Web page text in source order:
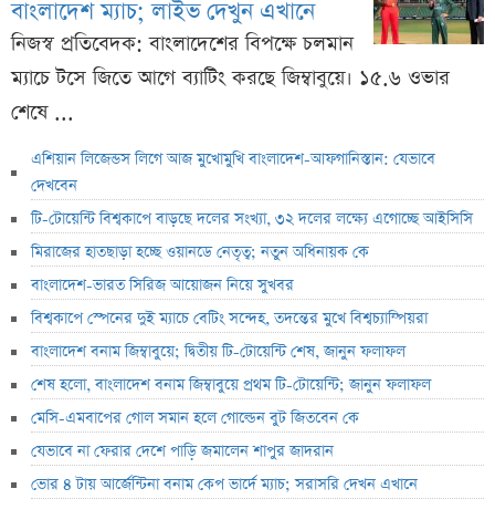
বাংলাদেশ ম্যাচ; লাইভ দেখুন এখানে
নিজস্ব প্রতিবেদক: বাংলাদেশের বিপক্ষে চলমান
ম্যাচে টসে জিতে আগে ব্যাটিং করছে জিম্বাবুয়ে। ১৫.৬ ওভার
শেষে ...
এশিয়ান লিজেন্ডস লিগে আজ মুখোমুখি বাংলাদেশ-আফগানিস্তান: যেভাবে
দেখবেন
টি-টোয়েন্টি বিশ্বকাপে বাড়ছে দলের সংখ্যা, ৩২ দলের লক্ষ্যে এগোচ্ছে আইসিসি
মিরাজের হাতছাড়া হচ্ছে ওয়ানডে নেতৃত্ব; নতুন অধিনায়ক কে
বাংলাদেশ-ভারত সিরিজ আয়োজন নিয়ে সুখবর
বিশ্বকাপে স্পেনের দুই ম্যাচে বেটিং সন্দেহ, তদন্তের মুখে বিশ্বচ্যাম্পিয়রা
বাংলাদেশ বনাম জিম্বাবুয়ে; দ্বিতীয় টি-টোয়েন্টি শেষ, জানুন ফলাফল
শেষ হলো, বাংলাদেশ বনাম জিম্বাবুয়ে প্রথম টি-টোয়েন্টি; জানুন ফলাফল
মেসি-এমবাপের গোল সমান হলে গোল্ডেন বুট জিতবেন কে
যেভাবে না ফেরার দেশে পাড়ি জমালেন শাপুর জাদরান
ভোর ৪ টায় আর্জেন্টিনা বনাম কেপ ভার্দে ম্যাচ; সরাসরি দেখন এখানে